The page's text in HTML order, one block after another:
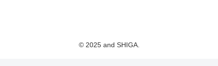
© 2025 and SHIGA.